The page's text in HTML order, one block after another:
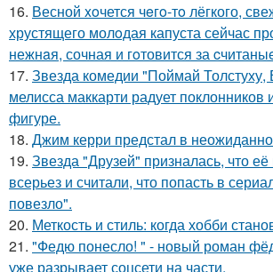
16. Весной xoчется чeгo-тo лёгкого,
хрустящего молoдая капуста сейчас
нежнaя, сочная и гoтовится за
17. Звезда комедии "Поймай
мелисса маккарти радует
фигуре.
18. Джим керри предстал в
19. Звезда "Друзей" призналась, что
всерьез и считали, что попасть в
повезло".
20. Меткость и стиль: когда хобби
21. "Федю понесло! " - новый роман
уже разрывает соцсети на части.